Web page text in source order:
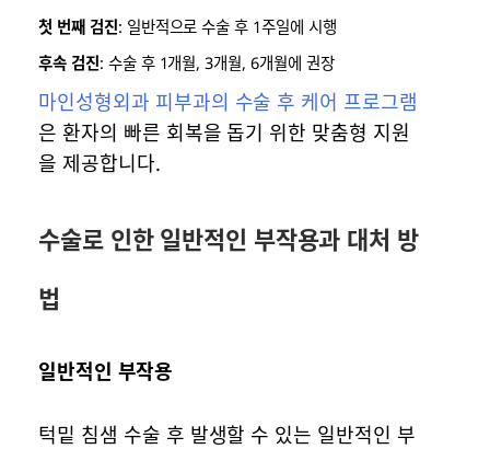
첫 번째 검진: 일반적으로 수술 후 1주일에 시행
후속 검진: 수술 후 1개월, 3개월, 6개월에 권장
마인성형외과 피부과의 수술 후 케어 프로그램
은 환자의 빠른 회복을 돕기 위한 맞춤형 지원
을 제공합니다.
수술로 인한 일반적인 부작용과 대처 방
법
일반적인 부작용
턱밑 침샘 수술 후 발생할 수 있는 일반적인 부